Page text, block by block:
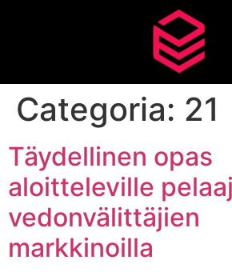
Categoria: 21
Täydellinen opas
aloitteleville
vedonvälittäjien
markkinoilla